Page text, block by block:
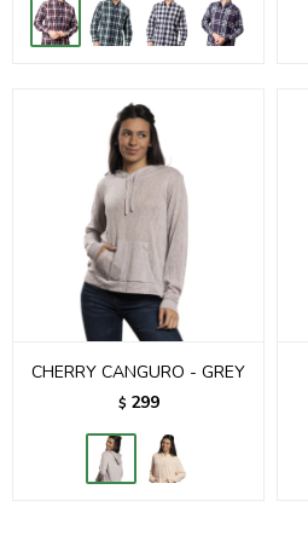
CHERRY CANGURO - GREY
$ 299